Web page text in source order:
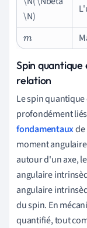
\N)
m
Spin
relation
Le spin quantique
profondément
fondamentaux
moment
autour d'un axe,
angulaire
angulaire
du spin. En
quantifié, tout